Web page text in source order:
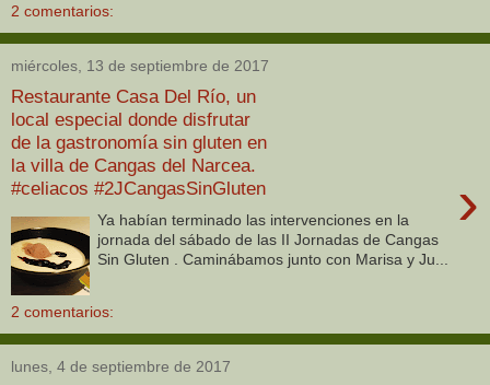
2 comentarios:
miércoles, 13 de septiembre de 2017
Restaurante Casa Del Río, un
local especial donde disfrutar
de la gastronomía sin gluten en
la villa de Cangas del Narcea.
#celiacos #2JCangasSinGluten
›
Ya habían terminado las intervenciones en la
jornada del sábado de las II Jornadas de Cangas
Sin Gluten . Caminábamos junto con Marisa y Ju...
2 comentarios:
lunes, 4 de septiembre de 2017